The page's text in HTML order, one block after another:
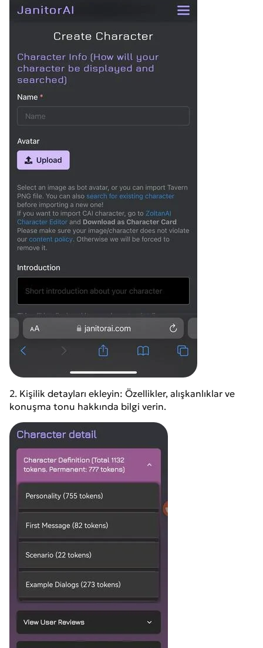
2. Kişilik detayları ekleyin: Özellikler, alışkanlıklar ve
konuşma tonu hakkında bilgi verin.